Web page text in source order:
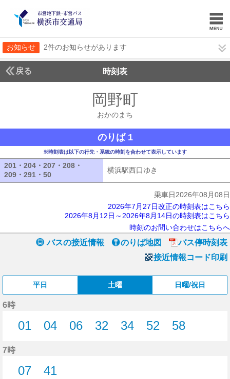
お知らせ 2件のお知らせがあります
戻る 時刻表
岡野町
おかのまち
のりば 1
※時刻表は以下の行先・系統の時刻を合わせて表示しています
201・204・207・208・
209・291・50 201・204・207・208・209・291・50
横浜駅西口ゆき
乗車日2026年08月08日
2026年7月27日改正の時刻表はこちら
2026年8月12日～2026年8月14日の時刻表はこちら
時刻のお問い合わせはこちらへ
バスの接近情報 のりば地図
バス停時刻表
接近情報コード印刷
平日 土曜 日曜/祝日
6時
01
04
06
32
34
52
58
7時
07
41